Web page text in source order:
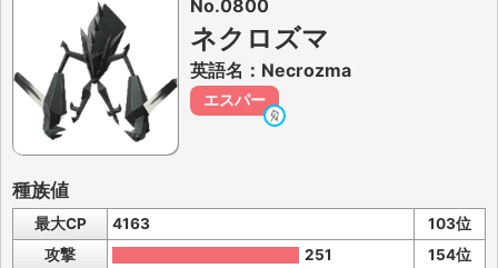
No.0800
ネクロズマ
英語名：Necrozma
エスパー
種族値
最大CP 4163
103位
攻撃
251
154位